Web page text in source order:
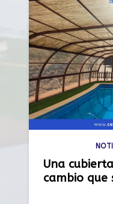
Una
cambio que